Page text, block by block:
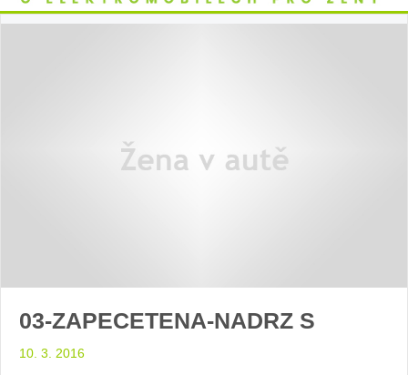
03-ZAPECETENA-NADRZ S
10. 3. 2016